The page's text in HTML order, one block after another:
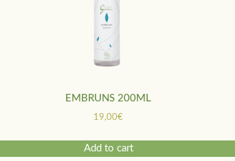
EMBRUNS 200ML
19,00€
Add to cart